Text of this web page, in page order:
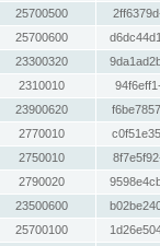
25700500
25700600
23300320
2310010
23900620
2770010
2750010
2790020
23500600
25700100